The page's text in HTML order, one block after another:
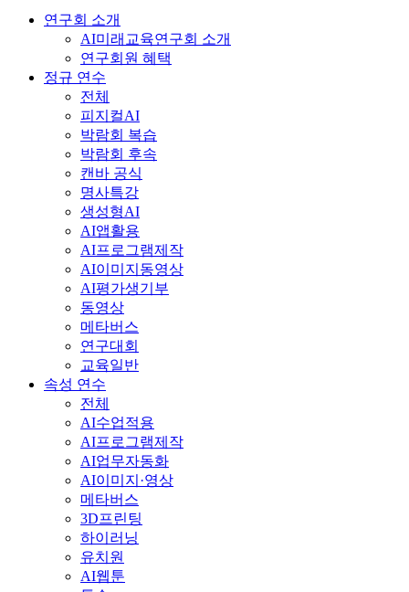
연구회 소개
AI미래교육연구회 소개
연구회원 혜택
정규 연수
전체
피지컬AI
박람회 복습
박람회 후속
캔바 공식
명사특강
생성형AI
AI앱활용
AI프로그램제작
AI이미지동영상
AI평가생기부
동영상
메타버스
연구대회
교육일반
속성 연수
전체
AI수업적용
AI프로그램제작
AI업무자동화
AI이미지·영상
메타버스
3D프린팅
하이러닝
유치원
AI웹툰